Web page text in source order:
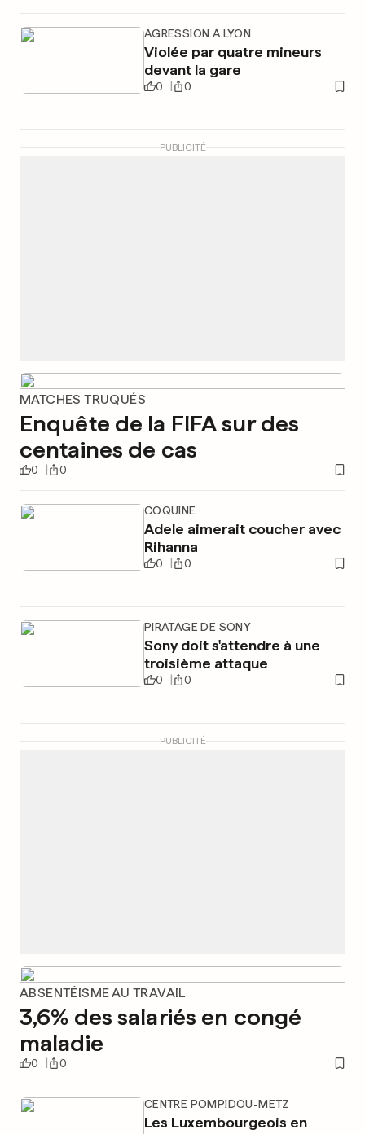
AGRESSION À LYON
Violée par quatre mineurs
devant la gare
0 0
PUBLICITÉ
MATCHES TRUQUÉS
Enquête de la FIFA sur des
centaines de cas
0 0
COQUINE
Adele aimerait coucher avec
Rihanna
0 0
PIRATAGE DE SONY
Sony doit s'attendre à une
troisième attaque
0 0
PUBLICITÉ
ABSENTÉISME AU TRAVAIL
3,6% des salariés en congé
maladie
0 0
CENTRE POMPIDOU-METZ
Les Luxembourgeois en